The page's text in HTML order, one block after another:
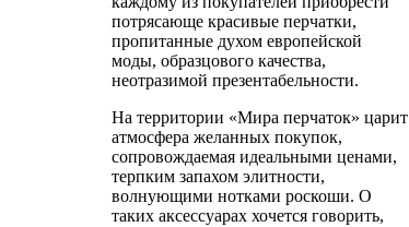
потрясающе красивые перчатки,
пропитанные духом европейской
моды, образцового качества,
неотразимой презентабельности.
На территории «Мира перчаток» царит
атмосфера желанных покупок,
сопровождаемая идеальными ценами,
терпким запахом элитности,
волнующими нотками роскоши. О
таких аксессуарах хочется говорить,